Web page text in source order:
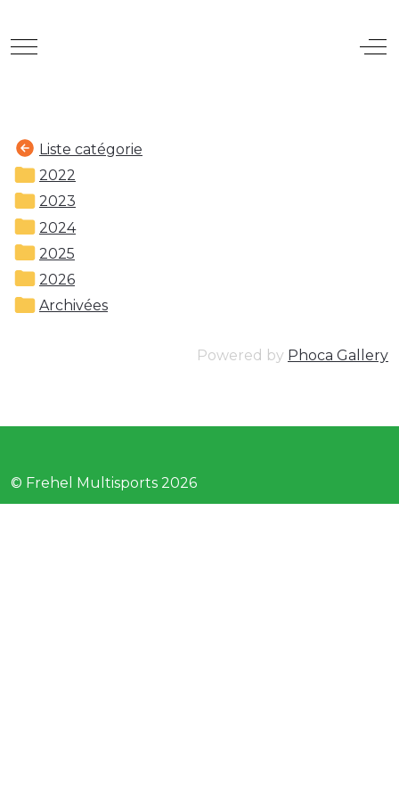
Mobile Menu Toggle
Liste catégorie
2022
2023
2024
2025
2026
Archivées
Powered by Phoca Gallery
© Frehel Multisports 2026